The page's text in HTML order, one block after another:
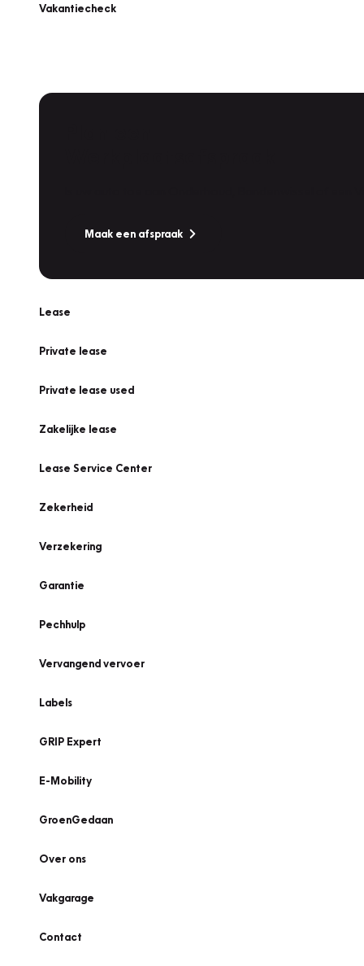
Vakantiecheck
Maak een afspraak
Lease
Private lease
Private lease used
Zakelijke lease
Lease Service Center
Zekerheid
Verzekering
Garantie
Pechhulp
Vervangend vervoer
Labels
GRIP Expert
E-Mobility
GroenGedaan
Over ons
Vakgarage
Contact